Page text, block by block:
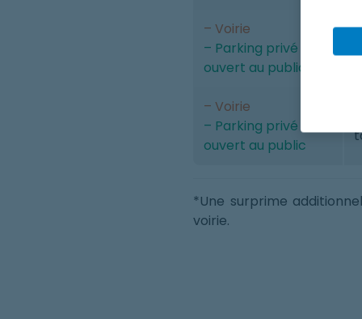
– Voirie
– Parking privé
ouvert au public
– Voirie
– Parking privé
ouvert au public
*Une surprime
voirie.